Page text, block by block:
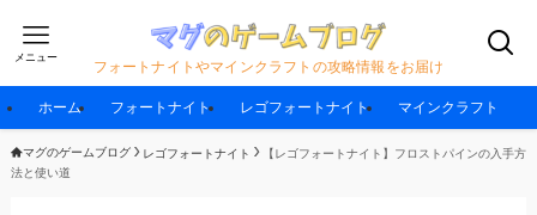
フォートナイトやマインクラフトの攻略情報をお届け
メニュー
ホーム フォートナイト レゴフォートナイト マインクラフト
マグのゲームブログ レゴフォートナイト
【レゴフォートナイト】フロストパインの入手方
法と使い道